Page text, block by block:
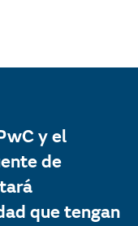
y el
de
que tengan